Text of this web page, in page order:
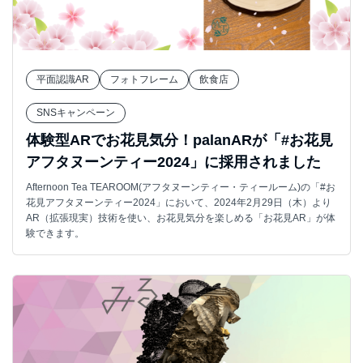
平面認識AR フォトフレーム 飲食店
SNSキャンペーン
体験型ARでお花見気分！palanARが「#お花見
アフタヌーンティー2024」に採用されました
Afternoon Tea TEAROOM(アフタヌーンティー・ティールーム)の「#お
花見アフタヌーンティー2024」において、2024年2月29日（木）より
AR（拡張現実）技術を使い、お花見気分を楽しめる「お花見AR」が体
験できます。